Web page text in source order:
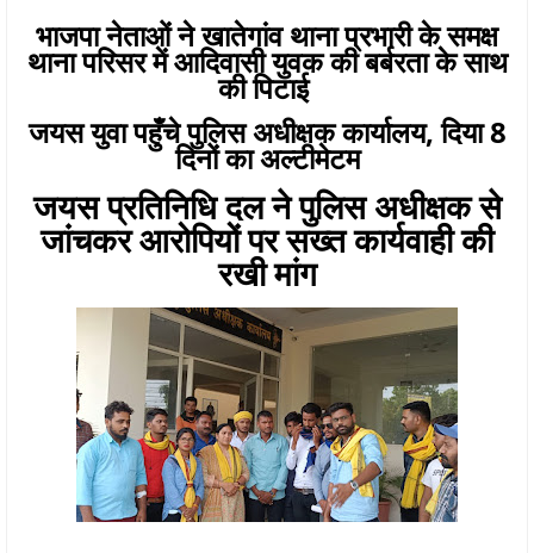
भाजपा नेताओं ने खातेगांव थाना प्रभारी के समक्ष
थाना परिसर में आदिवासी युवक की बर्बरता के साथ
की पिटाई
जयस युवा पहुँचे पुलिस अधीक्षक कार्यालय, दिया 8
दिनों का अल्टीमेटम
जयस प्रतिनिधि दल ने पुलिस अधीक्षक से
जांचकर आरोपियों पर सख्त कार्यवाही की
रखी मांग